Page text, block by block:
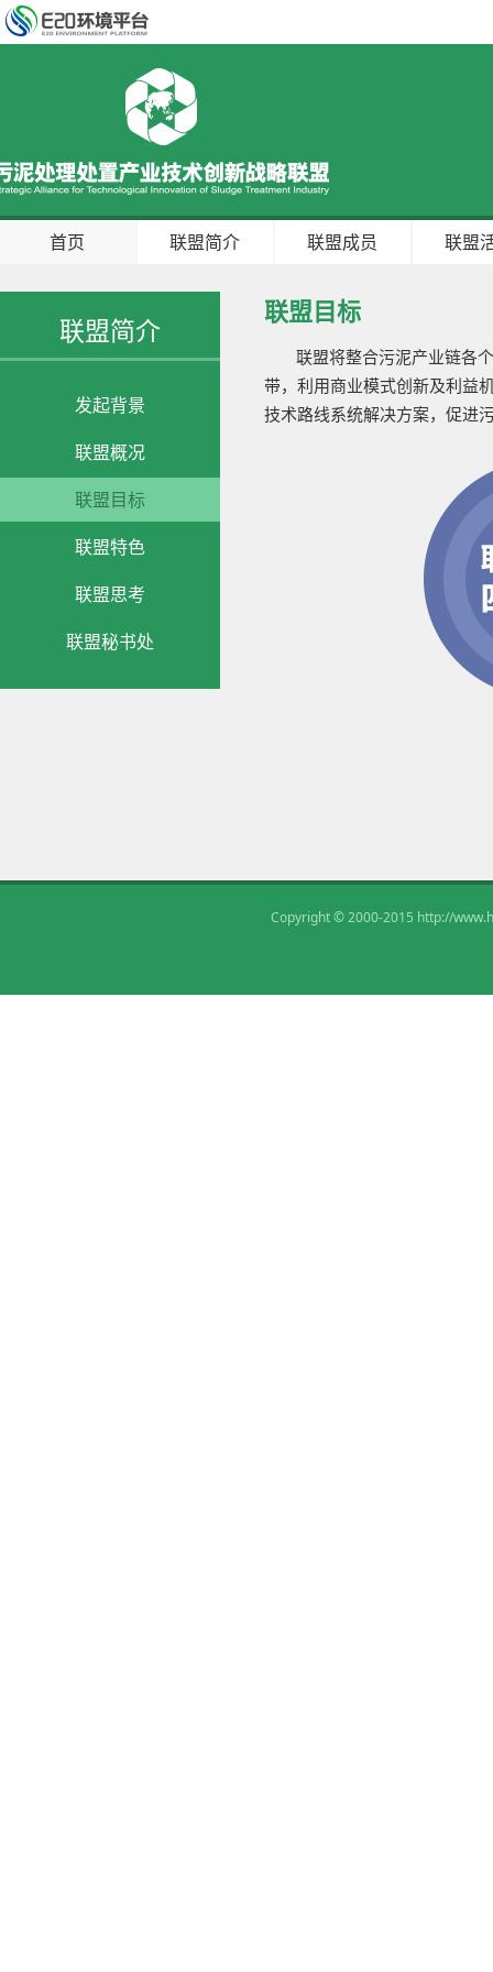
首页 联盟简介 联盟成员 联盟
联盟简介
发起背景
联盟概况
联盟目标
联盟特色
联盟思考
联盟秘书处
联盟目标
联盟将整合污泥产业链各
带，利用商业模式创新及利益
技术路线系统解决方案，促进
Copyright © 2000-2015 http://